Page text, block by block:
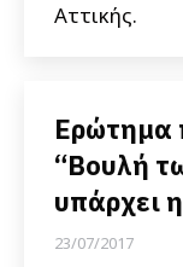
Αττικής.
Ερώτημα
“Βουλή
υπάρχει
23/07/2017